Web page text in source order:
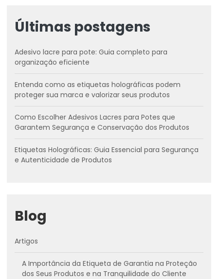
Últimas postagens
Adesivo lacre para pote: Guia completo para
organização eficiente
Entenda como as etiquetas holográficas podem
proteger sua marca e valorizar seus produtos
Como Escolher Adesivos Lacres para Potes que
Garantem Segurança e Conservação dos Produtos
Etiquetas Holográficas: Guia Essencial para Segurança
e Autenticidade de Produtos
Blog
Artigos
A Importância da Etiqueta de Garantia na Proteção
dos Seus Produtos e na Tranquilidade do Cliente